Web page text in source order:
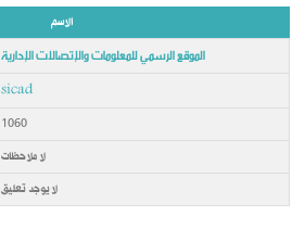
الاسم
الموقع الرسمي للمعلومات والإتصالات الإدارية
sicad
1060
لا ملاحظات
لا يوجد تعليق